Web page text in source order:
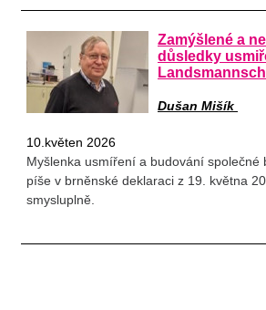
Zamýšlené a
důsledky
Dušan Mišík
10.květen 2026
Myšlenka usmíření a budování společné
píše v brněnské deklaraci z 19. května
smysluplně.